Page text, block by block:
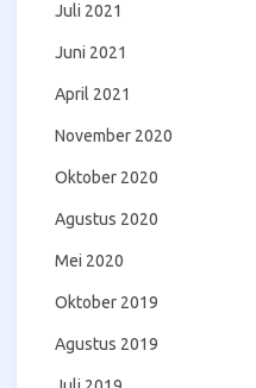
Juli 2021
Juni 2021
April 2021
November 2020
Oktober 2020
Agustus 2020
Mei 2020
Oktober 2019
Agustus 2019